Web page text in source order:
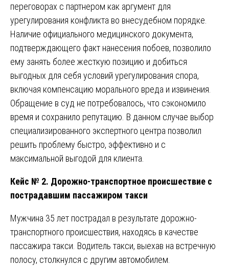
переговорах с партнером как аргумент для
урегулирования конфликта во внесудебном порядке.
Наличие официального медицинского документа,
подтверждающего факт нанесения побоев, позволило
ему занять более жесткую позицию и добиться
выгодных для себя условий урегулирования спора,
включая компенсацию морального вреда и извинения.
Обращение в суд не потребовалось, что сэкономило
время и сохранило репутацию. В данном случае выбор
специализированного экспертного центра позволил
решить проблему быстро, эффективно и с
максимальной выгодой для клиента.
Кейс № 2. Дорожно-транспортное происшествие с
пострадавшим пассажиром такси
Мужчина 35 лет пострадал в результате дорожно-
транспортного происшествия, находясь в качестве
пассажира такси. Водитель такси, выехав на встречную
полосу, столкнулся с другим автомобилем.